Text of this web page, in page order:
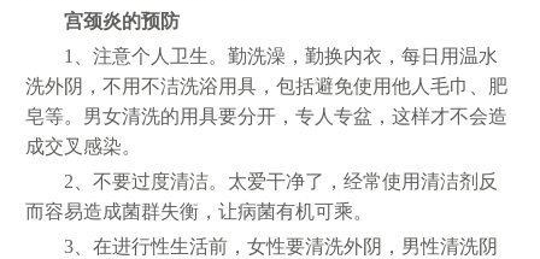
宫颈炎的预防
1、注意个人卫生。勤洗澡，勤换内衣，每日用温水
洗外阴，不用不洁洗浴用具，包括避免使用他人毛巾、肥
皂等。男女清洗的用具要分开，专人专盆，这样才不会造
成交叉感染。
2、不要过度清洁。太爱干净了，经常使用清洁剂反
而容易造成菌群失衡，让病菌有机可乘。
3、在进行性生活前，女性要清洗外阴，男性清洗阴